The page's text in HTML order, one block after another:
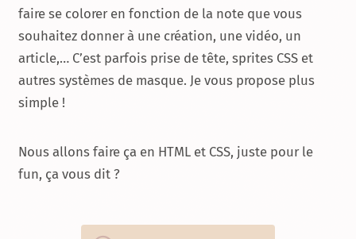
faire se colorer en fonction de la note que vous
souhaitez donner à une création, une vidéo, un
article,… C’est parfois prise de tête, sprites CSS et
autres systèmes de masque. Je vous propose plus
simple !
Nous allons faire ça en HTML et CSS, juste pour le
fun, ça vous dit ?